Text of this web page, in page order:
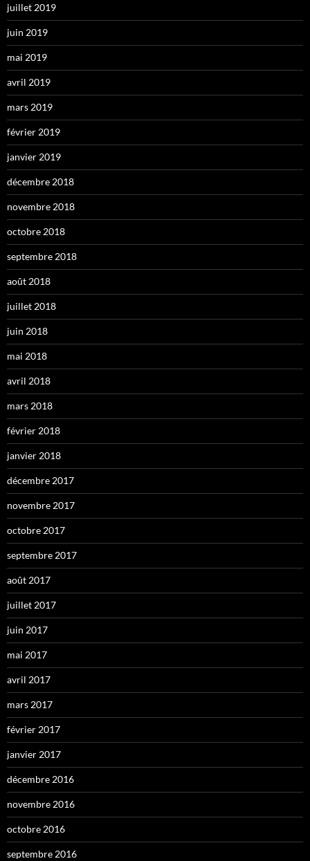
juillet 2019
juin 2019
mai 2019
avril 2019
mars 2019
février 2019
janvier 2019
décembre 2018
novembre 2018
octobre 2018
septembre 2018
août 2018
juillet 2018
juin 2018
mai 2018
avril 2018
mars 2018
février 2018
janvier 2018
décembre 2017
novembre 2017
octobre 2017
septembre 2017
août 2017
juillet 2017
juin 2017
mai 2017
avril 2017
mars 2017
février 2017
janvier 2017
décembre 2016
novembre 2016
octobre 2016
septembre 2016